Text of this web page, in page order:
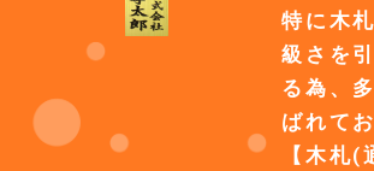
特に木
級さを
る為、
ばれて
【木札